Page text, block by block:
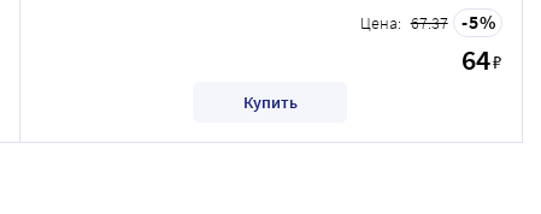
Цена: 67.37 5
64₽
Купить